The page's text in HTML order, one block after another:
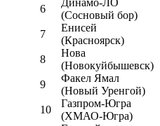
6
Динамо-ЛО
(Сосновый бор)
7
Енисей
(Красноярск)
8
Нова
(Новокуйбышевск)
9
Факел Ямал
(Новый Уренгой)
10
Газпром-Югра
(ХМАО-Югра)